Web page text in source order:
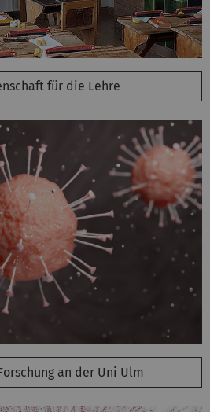
für die Lehre
an der Uni Ulm